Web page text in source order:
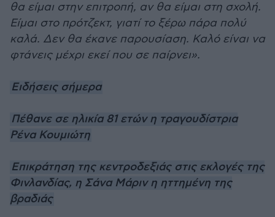
θα είμαι στην επιτροπή, αν θα είμαι στη σχολή.
Είμαι στο πρότζεκτ, γιατί το ξέρω πάρα πολύ
καλά. Δεν θα έκανε παρουσίαση. Καλό είναι να
φτάνεις μέχρι εκεί που σε παίρνει».
Ειδήσεις σήμερα
Πέθανε σε ηλικία 81 ετών η τραγουδίστρια
Ρένα Κουμιώτη
Επικράτηση της κεντροδεξιάς στις εκλογές της
Φινλανδίας, η Σάνα Μάριν η ηττημένη της
βραδιάς